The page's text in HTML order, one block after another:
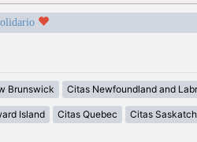
Brunswick Citas Newfoundland and
Island Citas Quebec Citas